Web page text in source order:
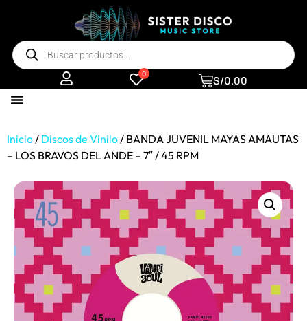
0 S/0.00
Inicio/ Discos de Vinilo/ BANDA JUVENIL MAYAS AMAUTAS
– LOS BRAVOS DEL ANDE – 7″ / 45 RPM